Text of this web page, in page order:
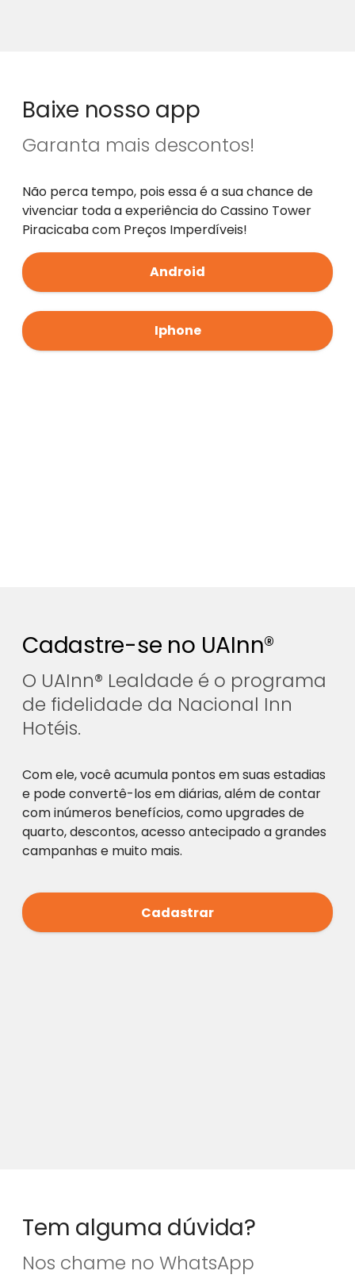
Baixe nosso app
Garanta mais descontos!
Não perca tempo, pois essa é a sua chance de
vivenciar toda a experiência do Cassino Tower
Piracicaba com Preços Imperdíveis!
Android
Iphone
Cadastre-se no UAInn®
O UAInn® Lealdade é o programa
de fidelidade da Nacional Inn
Hotéis.
Com ele, você acumula pontos em suas estadias
e pode convertê-los em diárias, além de contar
com inúmeros benefícios, como upgrades de
quarto, descontos, acesso antecipado a grandes
campanhas e muito mais.
Cadastrar
Tem alguma dúvida?
Nos chame no WhatsApp